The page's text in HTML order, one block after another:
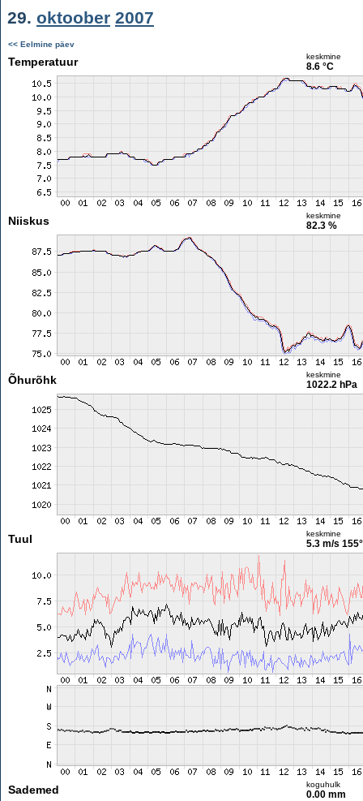
29. oktoober 2007
<< Eelmine päev
Temperatuur keskmine
8.6 °C
Niiskus keskmine
82.3 %
Õhurõhk keskmine
1022.2 hPa
Tuul keskmine
5.3 m/s 155°
Sademed koguhulk
0.00 mm